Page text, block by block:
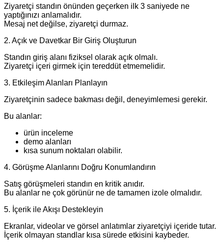
Ziyaretçi standın önünden geçerken ilk 3 saniyede ne
yaptığınızı anlamalıdır.
Mesaj net değilse, ziyaretçi durmaz.
2. Açık ve Davetkar Bir Giriş Oluşturun
Standın giriş alanı fiziksel olarak açık olmalı.
Ziyaretçi içeri girmek için tereddüt etmemelidir.
3. Etkileşim Alanları Planlayın
Ziyaretçinin sadece bakması değil, deneyimlemesi gerekir.
Bu alanlar:
ürün inceleme
demo alanları
kısa sunum noktaları olabilir.
4. Görüşme Alanlarını Doğru Konumlandırın
Satış görüşmeleri standın en kritik anıdır.
Bu alanlar ne çok görünür ne de tamamen izole olmalıdır.
5. İçerik ile Akışı Destekleyin
Ekranlar, videolar ve görsel anlatımlar ziyaretçiyi içeride tutar.
İçerik olmayan standlar kısa sürede etkisini kaybeder.